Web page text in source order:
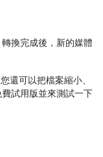
換完成後，新的媒體
還可以把檔案縮小、
試用版並來測試一下